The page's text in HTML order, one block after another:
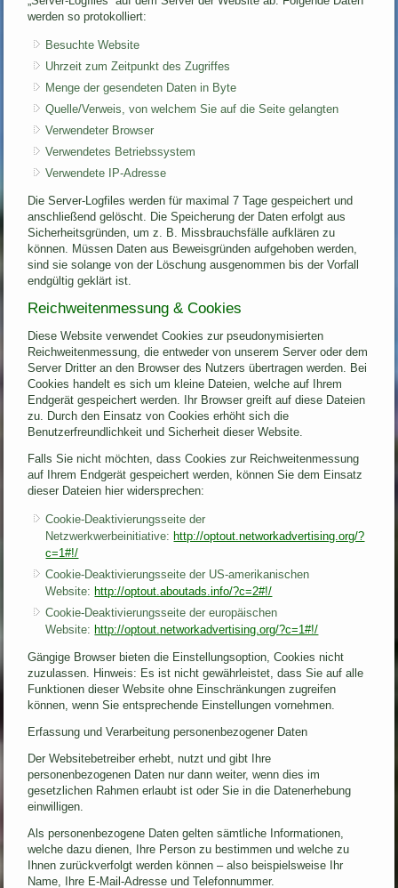
werden so protokolliert:
Besuchte Website
Uhrzeit zum Zeitpunkt des Zugriffes
Menge der gesendeten Daten in Byte
Quelle/Verweis, von welchem Sie auf die Seite gelangten
Verwendeter Browser
Verwendetes Betriebssystem
Verwendete IP-Adresse
Die Server-Logfiles werden für maximal 7 Tage gespeichert und
anschließend gelöscht. Die Speicherung der Daten erfolgt aus
Sicherheitsgründen, um z. B. Missbrauchsfälle aufklären zu
können. Müssen Daten aus Beweisgründen aufgehoben werden,
sind sie solange von der Löschung ausgenommen bis der Vorfall
endgültig geklärt ist.
Reichweitenmessung & Cookies
Diese Website verwendet Cookies zur pseudonymisierten
Reichweitenmessung, die entweder von unserem Server oder dem
Server Dritter an den Browser des Nutzers übertragen werden. Bei
Cookies handelt es sich um kleine Dateien, welche auf Ihrem
Endgerät gespeichert werden. Ihr Browser greift auf diese Dateien
zu. Durch den Einsatz von Cookies erhöht sich die
Benutzerfreundlichkeit und Sicherheit dieser Website.
Falls Sie nicht möchten, dass Cookies zur Reichweitenmessung
auf Ihrem Endgerät gespeichert werden, können Sie dem Einsatz
dieser Dateien hier widersprechen:
Cookie-Deaktivierungsseite der
Netzwerkwerbeinitiative: http://optout.networkadvertising.org/?
c=1#!/
Cookie-Deaktivierungsseite der US-amerikanischen
Website: http://optout.aboutads.info/?c=2#!/
Cookie-Deaktivierungsseite der europäischen
Website: http://optout.networkadvertising.org/?c=1#!/
Gängige Browser bieten die Einstellungsoption, Cookies nicht
zuzulassen. Hinweis: Es ist nicht gewährleistet, dass Sie auf alle
Funktionen dieser Website ohne Einschränkungen zugreifen
können, wenn Sie entsprechende Einstellungen vornehmen.
Erfassung und Verarbeitung personenbezogener Daten
Der Websitebetreiber erhebt, nutzt und gibt Ihre
personenbezogenen Daten nur dann weiter, wenn dies im
gesetzlichen Rahmen erlaubt ist oder Sie in die Datenerhebung
einwilligen.
Als personenbezogene Daten gelten sämtliche Informationen,
welche dazu dienen, Ihre Person zu bestimmen und welche zu
Ihnen zurückverfolgt werden können – also beispielsweise Ihr
Name, Ihre E-Mail-Adresse und Telefonnummer.